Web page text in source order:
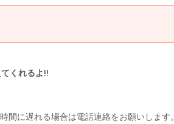
くれるよ!!
間に遅れる場合は電話連絡をお願いします。